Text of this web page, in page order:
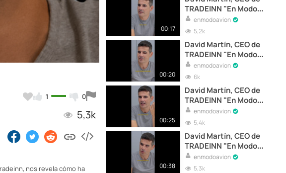
1 0
5,3k
nos revela cómo ha
00:17
TRADEINN "En Modo
Avión" | "El secreto
millonario de Tradeinn"
enmodoavion
5,2k
00:20
David Martín, CEO de
TRADEINN "En Modo
Avión" | "Somos el Nº1 en
Europa"
enmodoavion
6k
00:25
David Martín, CEO de
TRADEINN "En Modo
Avión" | "El mayor error de
David Martín"
enmodoavion
5,4k
00:38
David Martín, CEO de
TRADEINN "En Modo
Avión" | "No lo hagas por
dinero"
enmodoavion
5,3k